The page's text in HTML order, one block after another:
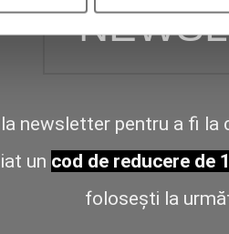
newsletter pentru a fi la
un cod de reducere de
folosești la